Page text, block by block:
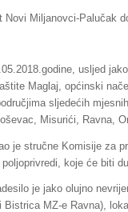
Novi Miljanovci-Palučak
usljed
Maglaj, općinski
sljedećih
Misurići, Ravna,
je stručne Komisije za
koje će biti
je jako olujno
Bistrica MZ-e Ravna),